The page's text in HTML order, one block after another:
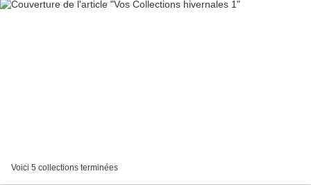
Voici 5 collections terminées